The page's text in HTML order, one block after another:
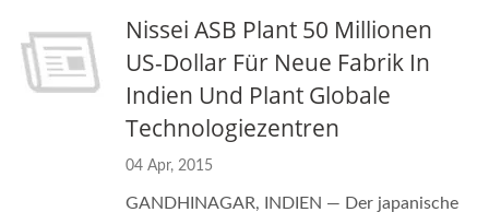
Nissei ASB Plant 50 Millionen
US-Dollar Für Neue Fabrik In
Indien Und Plant Globale
Technologiezentren
04 Apr, 2015
GANDHINAGAR, INDIEN — Der japanische